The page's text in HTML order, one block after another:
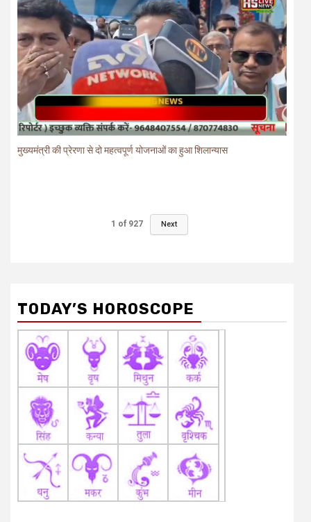
मुख्यमंत्री की प्रेरणा से दो महत्वपूर्ण योजनाओं का हुआ शिलान्यास
1 of 927 Next
TODAY’S HOROSCOPE